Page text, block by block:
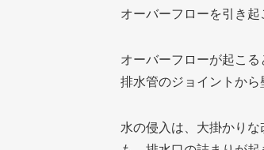
オーバーフローを引き起
オーバーフローが起こ
排水管のジョイントから
水の侵入は、大掛かり